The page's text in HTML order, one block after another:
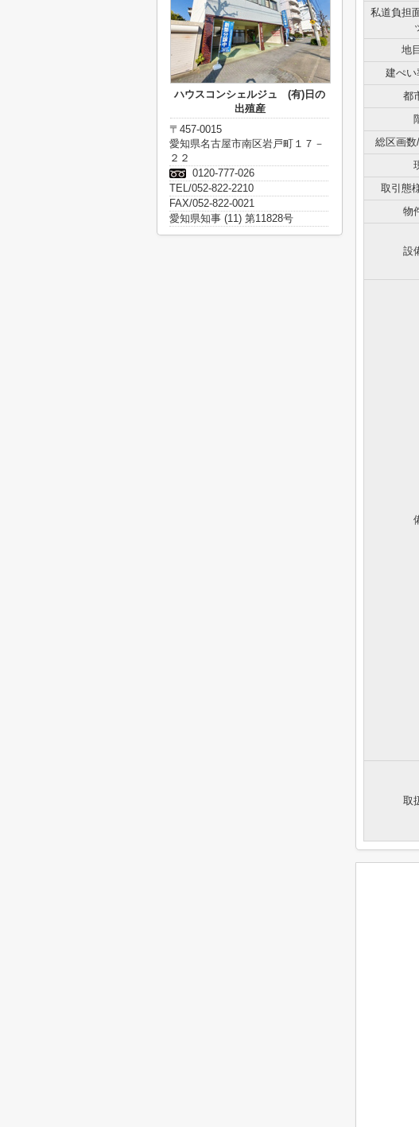
私道負担
地
建ぺ
都
総区画
取引態
物
設
取
ハウスコンシェルジュ (有)日の
出殖産
〒457-0015
愛知県名古屋市南区岩戸町１７－
２２
0120-777-026
TEL/052-822-2210
FAX/052-822-0021
愛知県知事 (11) 第11828号